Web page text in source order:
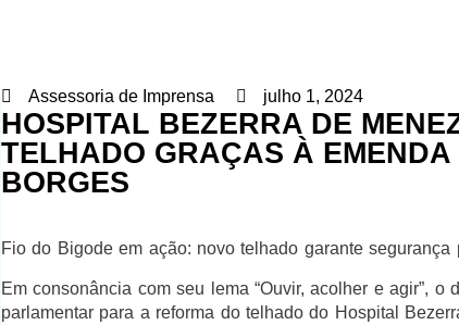
Assessoria de Imprensa julho 1, 2024
HOSPITAL BEZERRA DE
TELHADO GRAÇAS À
BORGES
Fio do Bigode em ação: novo telhado garante segurança
Em consonância com seu lema “Ouvir, acolher e agir”,
parlamentar para a reforma do telhado do Hospital